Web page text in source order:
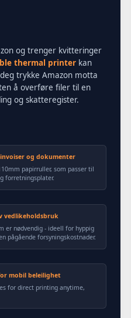
og trenger kvitteringer
thermal printer kan
trykke Amazon motta
å overføre filer til en
og skatteregister.
og dokumenter
papirruller, som passer til
forretningsplater.
vedlikeholdsbruk
er nødvendig - ideell for hyppig
pågående forsyningskostnader.
mobil beleilighet
for direct printing anytime,